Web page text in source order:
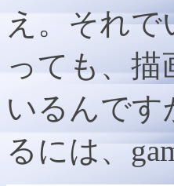
え。それ
っても、
いるんです
るには、